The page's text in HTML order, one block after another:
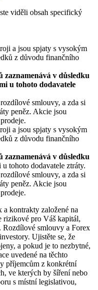
viděli obsah specifický
a jsou spjaty s vysokým
z důvodu finančního
zaznamenává v důsledku
u tohoto dodavatele
smlouvy, a zda si
peněz. Akcie jsou
a jsou spjaty s vysokým
z důvodu finančního
zaznamenává v důsledku
tohoto dodavatele ztráty.
smlouvy, a zda si
peněz. Akcie jsou
kontrakty založené na
rizikové pro Váš kapitál,
smlouvy a Forex
Ujistěte se, že
a pokud je to nezbytné,
uvedené na těchto
příjemcům z konkrétní
ve kterých by šíření nebo
s místní legislativou,